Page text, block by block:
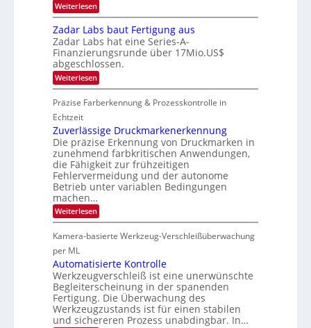
m
t
2
0
2
7
2
0
2
6
t
s
i
c
h
a
n
S
e
e
c
t
s
S
e
r
i
e
s
-
B
R
n
d
e
n
e
ü
b
e
r
n
i
m
m
t
a
r
k
V
i
s
i
n
Weiterlesen:
M
c
r
o
c
h
i
p
p
n
t
Ü
b
e
r
n
a
h
m
v
n
H
a
i
l
o
Zadar Labs baut Fertigung aus
Zadar Labs hat eine Series-A-
Finanzierungsrunde über 17Mio.US$
abgeschlossen.
Weiterlesen:
Z
d
r
L
a
b
s
b
a
u
t
F
e
t
g
n
g
a
u
s
Präzise Farberkennung & Prozesskontrolle in
Echtzeit
Zuverlässige Druckmarkenerkennung
Die präzise Erkennung von Druckmarken in
zunehmend farbkritischen Anwendungen,
die Fähigkeit zur frühzeitigen
Fehlervermeidung und der autonome
Betrieb unter variablen Bedingungen
machen…
Weiterlesen:
Z
v
l
ä
s
s
i
g
Kamera-basierte Werkzeug-Verschleißüberwachung
per ML
Automatisierte Kontrolle
Werkzeugverschleiß ist eine unerwünschte
Begleiterscheinung in der spanenden
Fertigung. Die Überwachung des
Werkzeugzustands ist für einen stabilen
und sichereren Prozess unabdingbar. In…